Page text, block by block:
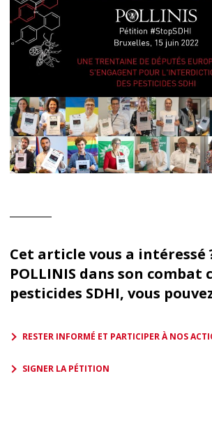
Cet article vous a intéressé
POLLINIS dans son combat
pesticides SDHI, vous
RESTER INFORMÉ ET PARTICIPER À NOS
SIGNER LA PÉTITION